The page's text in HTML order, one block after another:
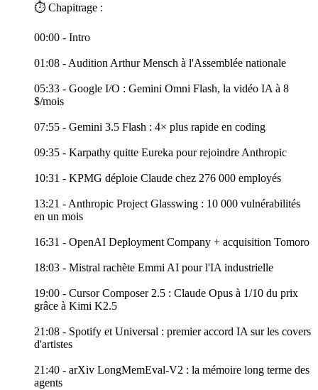
⏱️ Chapitrage :
00:00 - Intro
01:08 - Audition Arthur Mensch à l'Assemblée nationale
05:33 - Google I/O : Gemini Omni Flash, la vidéo IA à 8
$/mois
07:55 - Gemini 3.5 Flash : 4× plus rapide en coding
09:35 - Karpathy quitte Eureka pour rejoindre Anthropic
10:31 - KPMG déploie Claude chez 276 000 employés
13:21 - Anthropic Project Glasswing : 10 000 vulnérabilités
en un mois
16:31 - OpenAI Deployment Company + acquisition Tomoro
18:03 - Mistral rachète Emmi AI pour l'IA industrielle
19:00 - Cursor Composer 2.5 : Claude Opus à 1/10 du prix
grâce à Kimi K2.5
21:08 - Spotify et Universal : premier accord IA sur les covers
d'artistes
21:40 - arXiv LongMemEval-V2 : la mémoire long terme des
agents